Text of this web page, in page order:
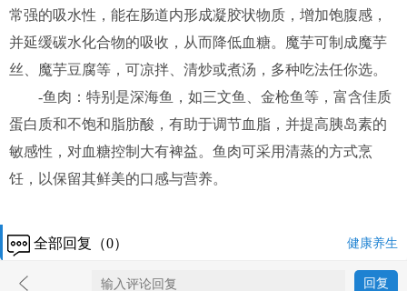
常强的吸水性，能在肠道内形成凝胶状物质，增加饱腹感，
并延缓碳水化合物的吸收，从而降低血糖。魔芋可制成魔芋
丝、魔芋豆腐等，可凉拌、清炒或煮汤，多种吃法任你选。
-鱼肉：特别是深海鱼，如三文鱼、金枪鱼等，富含佳质
蛋白质和不饱和脂肪酸，有助于调节血脂，并提高胰岛素的
敏感性，对血糖控制大有裨益。鱼肉可采用清蒸的方式烹
饪，以保留其鲜美的口感与营养。
全部回复（0） 健康养生